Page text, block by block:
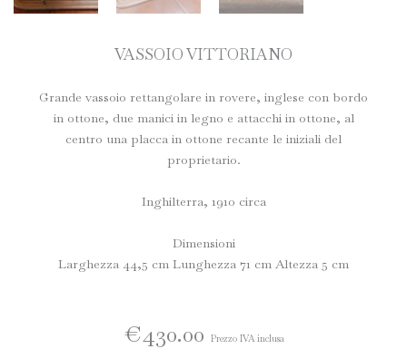
VASSOIO VITTORIANO
Grande vassoio rettangolare in rovere, inglese con bordo
in ottone, due manici in legno e attacchi in ottone, al
centro una placca in ottone recante le iniziali del
proprietario.
Inghilterra, 1910 circa
Dimensioni
Larghezza 44,5 cm Lunghezza 71 cm Altezza 5 cm
€430.00 Prezzo IVA inclusa